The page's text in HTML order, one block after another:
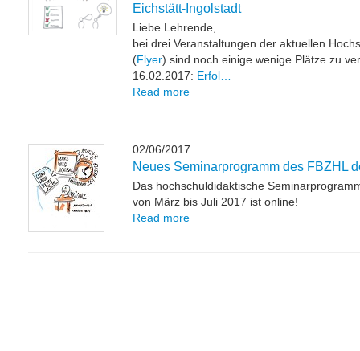
Eichstätt-Ingolstadt
Liebe Lehrende,
bei drei Veranstaltungen der aktuellen
(Flyer) sind noch einige wenige Plätze zu
16.02.2017: Erfol…
Read more
02/06/2017
Neues Seminarprogramm des FBZHL
Das hochschuldidaktische
von März bis Juli 2017 ist online!
Read more